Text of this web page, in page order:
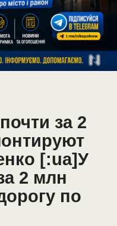
за 2
[:ua]У
2 млн
по